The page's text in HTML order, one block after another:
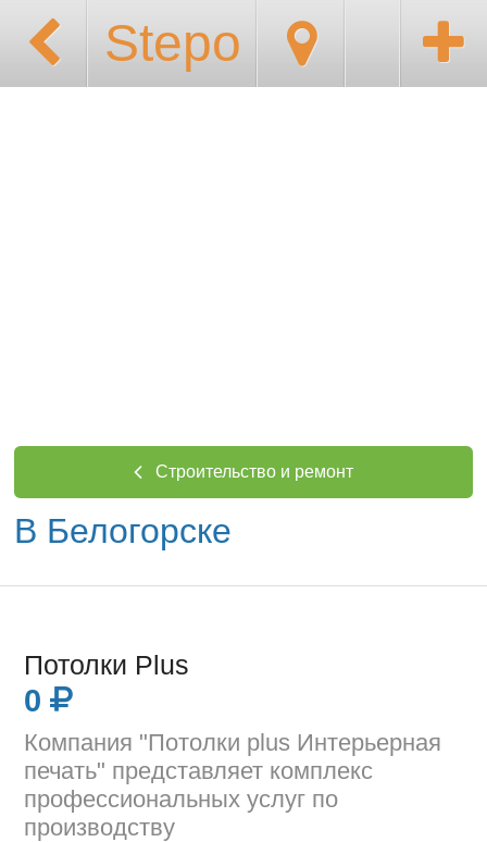
Stepo
Строительство и ремонт
В Белогорске
Потолки Plus
0
Компания "Потолки plus Интерьерная
печать" представляет комплекс
профессиональных услуг по
производству